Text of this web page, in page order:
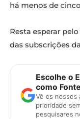
há menos de
Resta esperar
das subscrições
Escolhe o
como
Vê os nossos
prioridade
pesquisares